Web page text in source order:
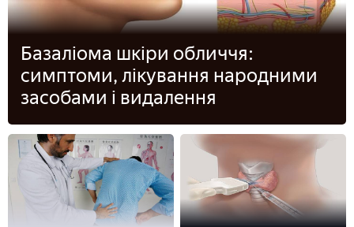
Базаліома шкіри обличчя:
симптоми, лікування народними
засобами і видалення